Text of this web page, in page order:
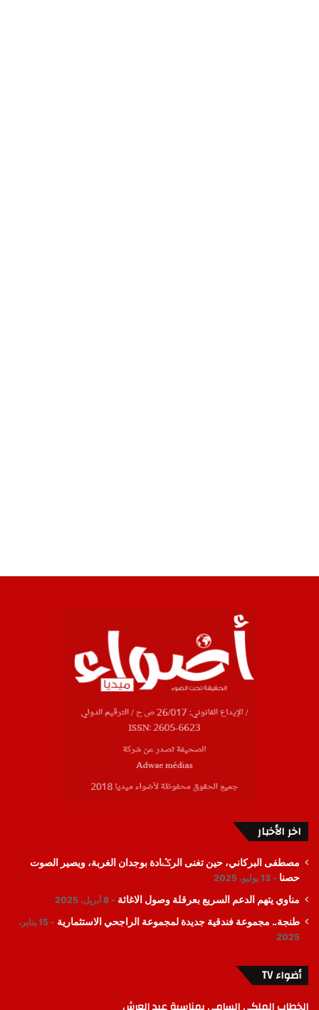
اخر الأخبار
مصطفى البركاني، حين تغنى الرݣادة بوجدان الغربة، ويصير الصوت
حصنا
13 يوليو، 2025
مناوي يتهم الدعم السريع بعرقلة وصول الاغاثة 8 أبريل، 2025
طنجة.. مجموعة فندقية جديدة لمجموعة الراجحي الاستثمارية
15 يناير،
2025
أضواء TV